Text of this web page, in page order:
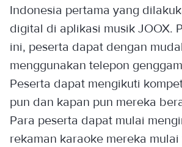
Indonesia pertama yang
digital di aplikasi musik JOOX.
ini, peserta dapat dengan
menggunakan telepon
Peserta dapat mengikuti
pun dan kapan pun mereka
Para peserta dapat mulai
rekaman karaoke mereka